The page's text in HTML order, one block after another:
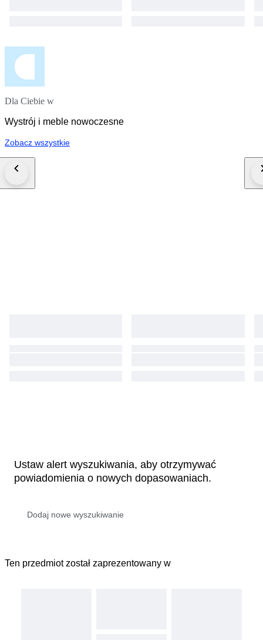
Dla Ciebie w
Wystrój i meble nowoczesne
Zobacz wszystkie
Ustaw alert wyszukiwania, aby otrzymywać
powiadomienia o nowych dopasowaniach.
Ten przedmiot został zaprezentowany w